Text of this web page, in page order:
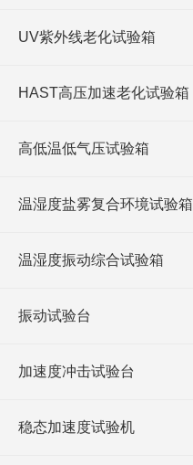
UV紫外线老化试验箱
HAST高压加速老化试验箱
高低温低气压试验箱
温湿度盐雾复合环境试验箱
温湿度振动综合试验箱
振动试验台
加速度冲击试验台
稳态加速度试验机